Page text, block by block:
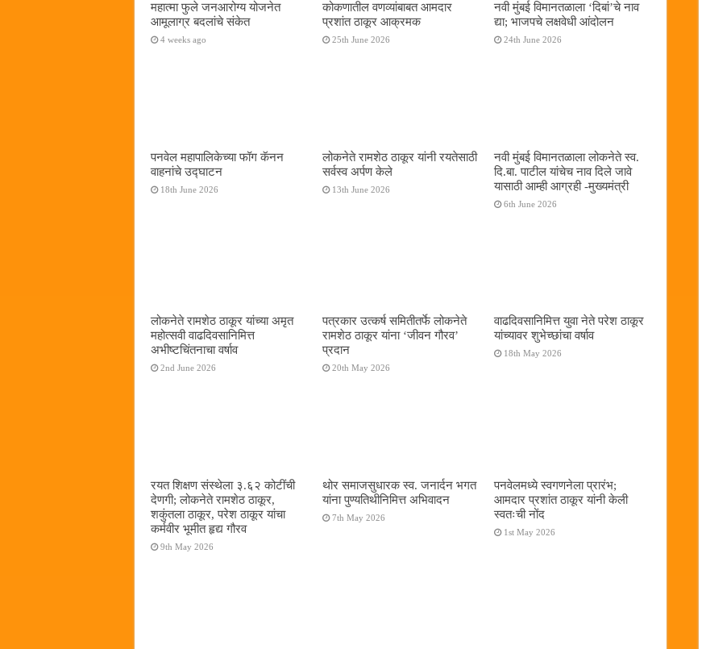
महात्मा फुले जनआरोग्य योजनेत
आमूलाग्र बदलांचे संकेत
4 weeks ago
कोकणातील वणव्यांबाबत आमदार
प्रशांत ठाकूर आक्रमक
25th June 2026
नवी मुंबई विमानतळाला ‌‘दिबां‌’चे नाव
द्या; भाजपचे लक्षवेधी आंदोलन
24th June 2026
पनवेल महापालिकेच्या फॉग कॅनन
वाहनांचे उद्घाटन
18th June 2026
लोकनेते रामशेठ ठाकूर यांनी रयतेसाठी
सर्वस्व अर्पण केले
13th June 2026
नवी मुंबई विमानतळाला लोकनेते स्व.
दि.बा. पाटील यांचेच नाव दिले जावे
यासाठी आम्ही आग्रही -मुख्यमंत्री
6th June 2026
लोकनेते रामशेठ ठाकूर यांच्या अमृत
महोत्सवी वाढदिवसानिमित्त
अभीष्टचिंतनाचा वर्षाव
2nd June 2026
पत्रकार उत्कर्ष समितीतर्फे लोकनेते
रामशेठ ठाकूर यांना ‌‘जीवन गौरव‌’
प्रदान
20th May 2026
वाढदिवसानिमित्त युवा नेते परेश ठाकूर
यांच्यावर शुभेच्छांचा वर्षाव
18th May 2026
रयत शिक्षण संस्थेला ३.६२ कोटींची
देणगी; लोकनेते रामशेठ ठाकूर,
शकुंतला ठाकूर, परेश ठाकूर यांचा
कर्मवीर भूमीत हृद्य गौरव
9th May 2026
थोर समाजसुधारक स्व. जनार्दन भगत
यांना पुण्यतिथीनिमित्त अभिवादन
7th May 2026
पनवेलमध्ये स्वगणनेला प्रारंभ;
आमदार प्रशांत ठाकूर यांनी केली
स्वतःची नोंद
1st May 2026